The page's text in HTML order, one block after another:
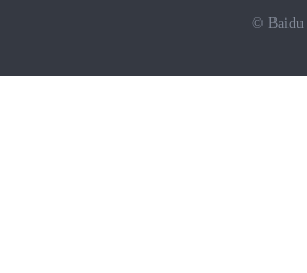
© Baidu